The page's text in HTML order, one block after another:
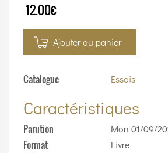
12.00€
Ajouter au panier
Catalogue Essais
Caractéristiques
Parution Mon 01/09/
Format Livre